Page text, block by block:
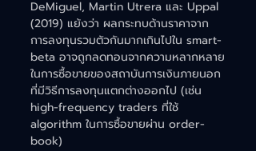
DeMiguel, Martin Utrera และ Uppal
(2019) แย้งว่า ผลกระทบด้านราคาจาก
การลงทุนรวมตัวกันมากเกินไปใน smart-
beta อาจถูกลดทอนจากความหลากหลาย
ในการซื้อขายของสถาบันการเงินภายนอก
ที่มีวิธีการลงทุนแตกต่างออกไป (เช่น
high-frequency traders ที่ใช้
algorithm ในการซื้อขายผ่าน order-
book)